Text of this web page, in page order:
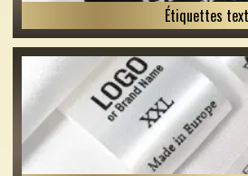
Étiquettes